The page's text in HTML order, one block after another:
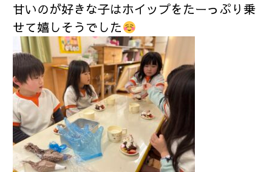
甘いのが好きな子はホイップをたーっぷり乗
せて嬉しそうでした